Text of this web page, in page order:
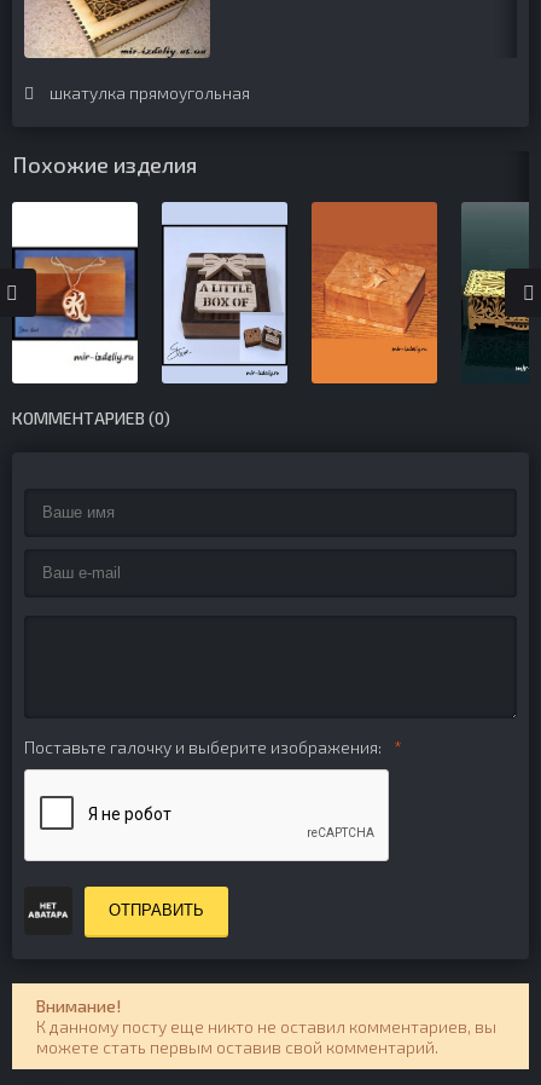
шкатулка прямоугольная
Похожие изделия
КОММЕНТАРИЕВ (0)
Поставьте галочку и выберите изображения:
ОТПРАВИТЬ
Внимание!
К данному посту еще никто не оставил комментариев, вы
можете стать первым оставив свой комментарий.